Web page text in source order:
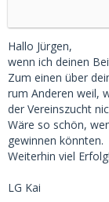
Insgesamt
Veranstaltungen
Zuchtjahr ist
sollen noch zwei
folgen.
Positiv
jeweils 97,0
6x bei 0.1
1x bei 0.1 Große
Vor allem bei
Hallo Jürgen,
wenn ich deinen
Zum einen über
rum Anderen weil,
der Vereinszucht
Wäre so schön,
gewinnen könnten.
Weiterhin viel Erfolg!
LG Kai